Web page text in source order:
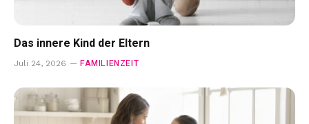
Das innere Kind der Eltern
Juli 24, 2026 FAMILIENZEIT